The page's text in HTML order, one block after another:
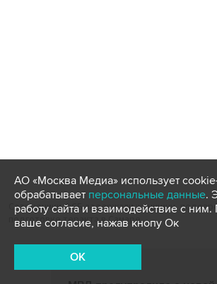
Сотрудники ФСБ задержали женщину,
подготовке теракта в Самаре
АО «Москва Медиа» использует
обрабатывает персональные данные.
работу сайта и взаимодействие с ним.
ваше согласие, нажав кнопу Ок
OK